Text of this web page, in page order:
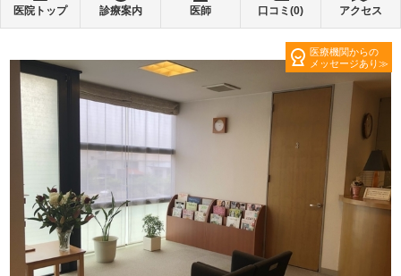
医院トップ 診療案内 医師 口コミ(0) アクセス
医療機関からの
メッセージあり